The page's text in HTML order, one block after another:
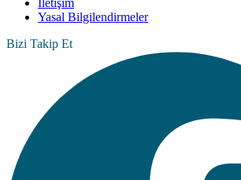
İletişim
Yasal Bilgilendirmeler
Bizi Takip Et